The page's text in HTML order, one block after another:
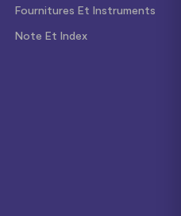
Fournitures Et Instruments
Note Et Index